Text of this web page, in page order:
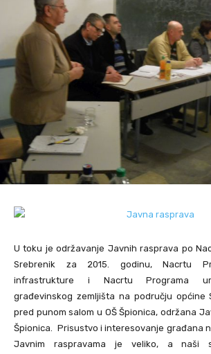
U toku je održavanje Javnih rasprava po
Srebrenik za 2015. godinu, Nacrtu
infrastrukture i Nacrtu Programa
građevinskog zemljišta na području općine
pred punom salom u OŠ Špionica, održana
Špionica. Prisustvo i interesovanje građana
Javnim raspravama je veliko, a naši